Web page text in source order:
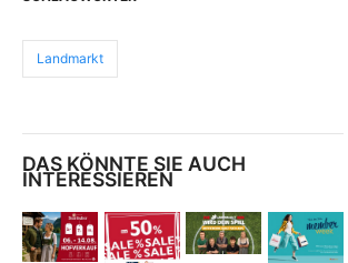
Landmarkt
DAS KÖNNTE SIE AUCH
INTERESSIEREN